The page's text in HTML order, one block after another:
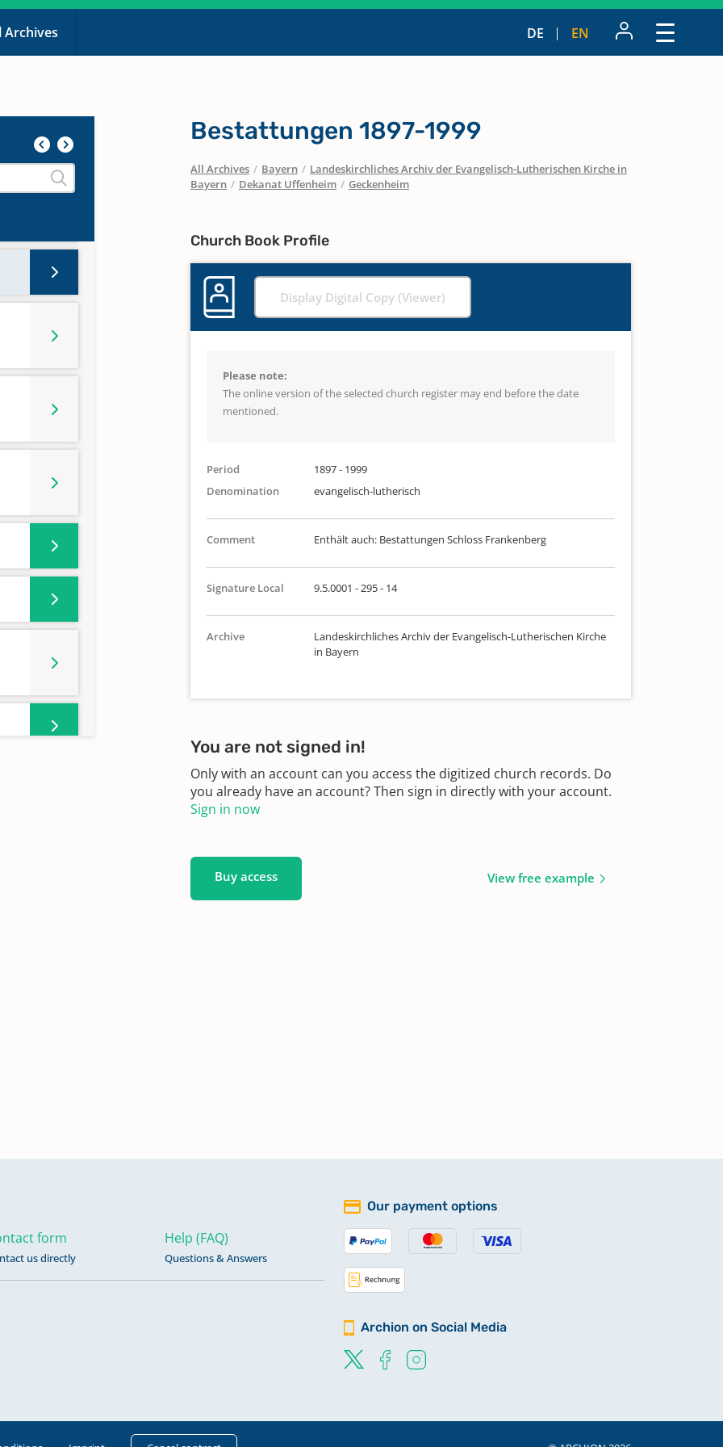
Archives DE EN
Bestattungen 1897-1999
All Archives / Bayern / Landeskirchliches Archiv der Evangelisch-Lutherischen Kirche in
Bayern / Dekanat Uffenheim / Geckenheim
Church Book Profile
Display Digital Copy (Viewer)
Please note:
The online version of the selected church register may end before the date
mentioned.
Period
1897 - 1999
Denomination
evangelisch-lutherisch
Comment Enthält auch: Bestattungen Schloss Frankenberg
Signature Local 9.5.0001 - 295 - 14
Archive
Landeskirchliches Archiv der Evangelisch-Lutherischen Kirche
in Bayern
You are not signed in!
Only with an account can you access the digitized church records. Do
you already have an account? Then sign in directly with your account.
Sign in now
Buy access View free example
form
us directly
Help (FAQ)
Questions & Answers
Our payment options
Archion on Social Media